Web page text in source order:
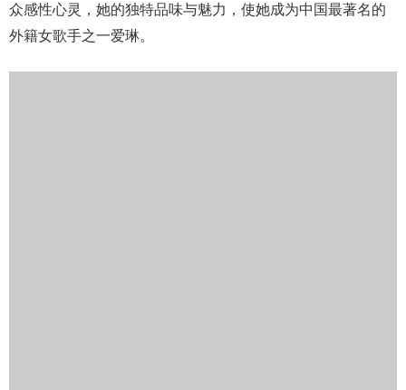
众感性心灵，她的独特品味与魅力，使她成为中国最著名的
外籍女歌手之一爱琳。